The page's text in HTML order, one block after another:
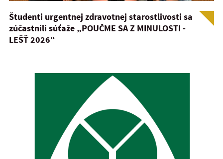
Študenti urgentnej zdravotnej starostlivosti sa
zúčastnili súťaže „POUČME SA Z MINULOSTI -
LEŠŤ 2026“